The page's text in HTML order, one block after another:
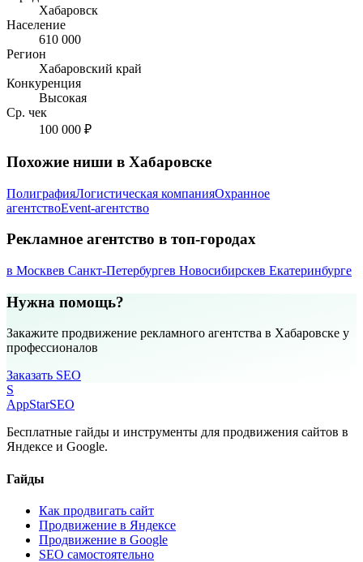
Хабаровск
Население
610 000
Регион
Хабаровский край
Конкуренция
Высокая
Ср. чек
100 000 ₽
Похожие ниши в Хабаровске
ПолиграфияЛогистическая компанияОхранное
агентствоEvent-агентство
Рекламное агентство в топ-городах
в Москвев Санкт-Петербургев Новосибирскев Екатеринбурге
Нужна помощь?
Закажите продвижение рекламного агентства в Хабаровске у
профессионалов
Заказать SEO
S
AppStarSEO
Бесплатные гайды и инструменты для продвижения сайтов в
Яндексе и Google.
Гайды
Как продвигать сайт
Продвижение в Яндексе
Продвижение в Google
SEO самостоятельно